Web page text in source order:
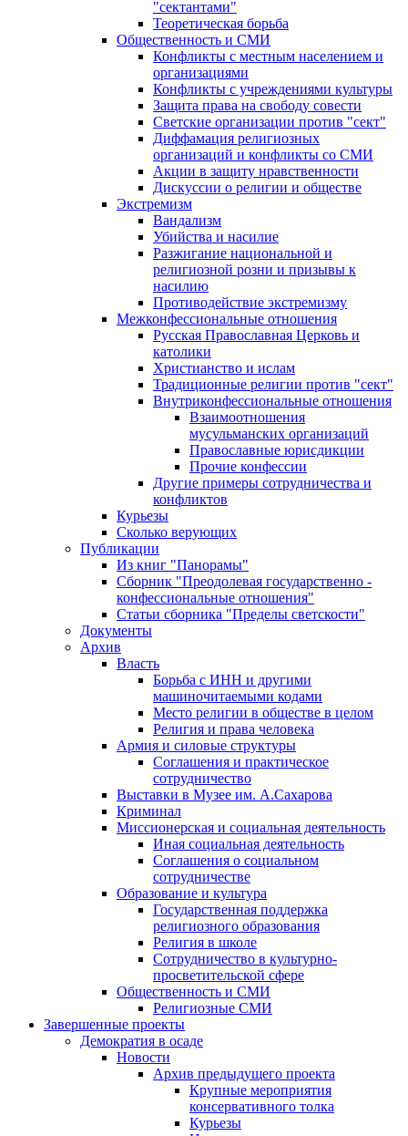
"сектантами"
Теоретическая борьба
Общественность и СМИ
Конфликты с местным населением и
организациями
Конфликты с учреждениями культуры
Защита права на свободу совести
Светские организации против "сект"
Диффамация религиозных
организаций и конфликты со СМИ
Акции в защиту нравственности
Дискуссии о религии и обществе
Экстремизм
Вандализм
Убийства и насилие
Разжигание национальной и
религиозной розни и призывы к
насилию
Противодействие экстремизму
Межконфессиональные отношения
Русская Православная Церковь и
католики
Христианство и ислам
Традиционные религии против "сект"
Внутриконфессиональные отношения
Взаимоотношения
мусульманских организаций
Православные юрисдикции
Прочие конфессии
Другие примеры сотрудничества и
конфликтов
Курьезы
Сколько верующих
Публикации
Из книг "Панорамы"
Сборник "Преодолевая государственно -
конфессиональные отношения"
Статьи сборника "Пределы светскости"
Документы
Архив
Власть
Борьба с ИНН и другими
машиночитаемыми кодами
Место религии в обществе в целом
Религия и права человека
Армия и силовые структуры
Соглашения и практическое
сотрудничество
Выставки в Музее им. А.Сахарова
Криминал
Миссионерская и социальная деятельность
Иная социальная деятельность
Соглашения о социальном
сотрудничестве
Образование и культура
Государственная поддержка
религиозного образования
Религия в школе
Сотрудничество в культурно-
просветительской сфере
Общественность и СМИ
Религиозные СМИ
Завершенные проекты
Демократия в осаде
Новости
Архив предыдущего проекта
Крупные мероприятия
консервативного толка
Курьезы